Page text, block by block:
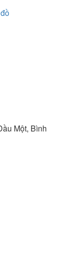
Một, Bình